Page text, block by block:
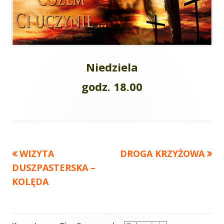
Niedziela
godz. 18.00
Nawigacja
wpisu
Poprzedni
artykół
WIZYTA
DUSZPASTERSKA –
KOLĘDA
Następny
DROGA KRZYŻOWA